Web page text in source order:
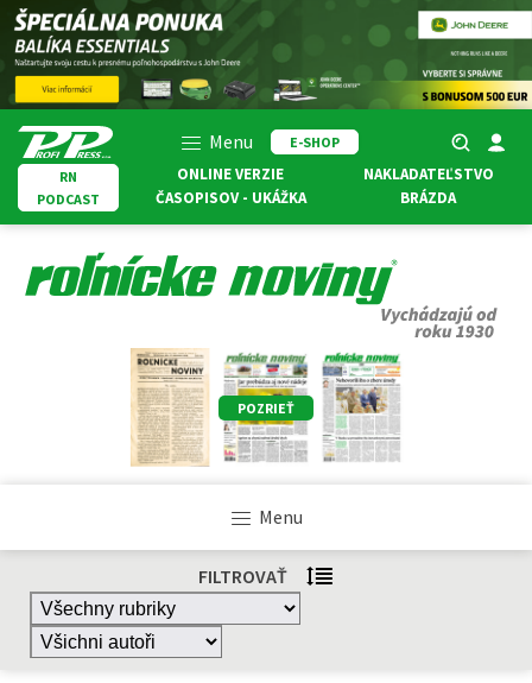
Menu
E-SHOP
RN
PODCAST
ONLINE VERZIE
ČASOPISOV - UKÁŽKA
NAKLADATEĽSTVO
BRÁZDA
POZRIEŤ
Menu
FILTROVAŤ